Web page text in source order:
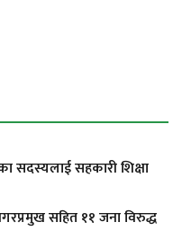
सदस्यलाई सहकारी शिक्षा
सहित ११ जना विरुद्ध